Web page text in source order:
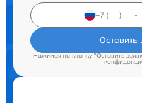
Оставить
Нажимая на кнопку "Оставить